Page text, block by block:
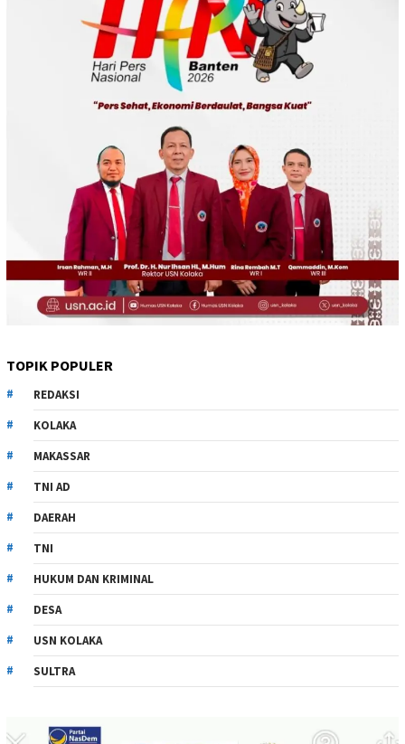
TOPIK POPULER
REDAKSI
KOLAKA
MAKASSAR
TNI AD
DAERAH
TNI
HUKUM DAN KRIMINAL
DESA
USN KOLAKA
SULTRA